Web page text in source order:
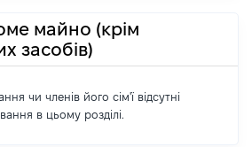
майно (крім
засобів)
чи членів його сім'ї відсутні
в цьому розділі.